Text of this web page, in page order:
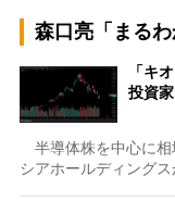
森口亮「まるわ
「キ
投資
半導体株を中心に相
シアホールディング